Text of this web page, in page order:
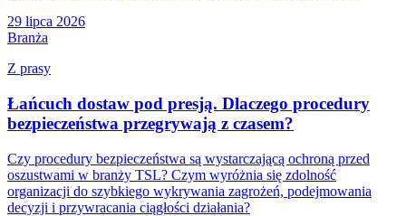
29 lipca 2026
Branża
Z prasy
Łańcuch dostaw pod presją. Dlaczego procedury
bezpieczeństwa przegrywają z czasem?
Czy procedury bezpieczeństwa są wystarczającą ochroną przed
oszustwami w branży TSL? Czym wyróżnia się zdolność
organizacji do szybkiego wykrywania zagrożeń, podejmowania
decyzji i przywracania ciągłości działania?